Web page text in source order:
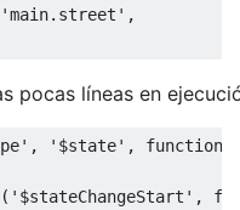
'main.street' ,
pocas líneas en
, '$state' , function
( '$stateChangeStart' ,